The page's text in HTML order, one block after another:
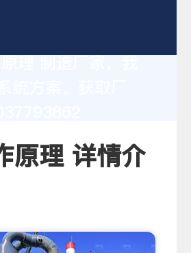
方案。获取厂
原理 详情介